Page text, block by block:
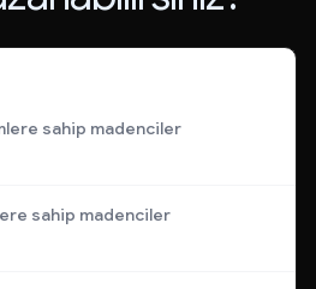
sahip madenciler
sahip madenciler